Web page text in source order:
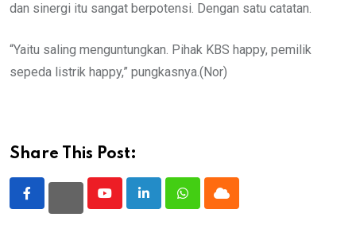
dan sinergi itu sangat berpotensi. Dengan satu catatan.
“Yaitu saling menguntungkan. Pihak KBS happy, pemilik
sepeda listrik happy,” pungkasnya.(Nor)
Share This Post:
YoutubeLinkedInWhatsappCloud